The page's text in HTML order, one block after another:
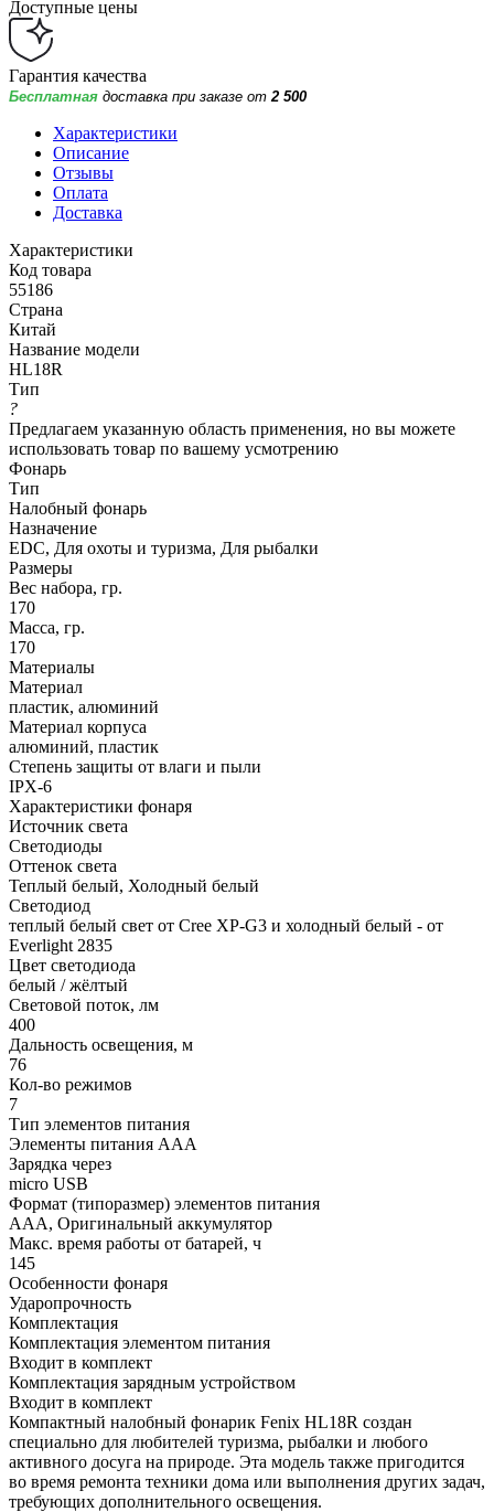
Доступные цены
Гарантия качества
Бесплатная доставка при заказе от 2 500
Характеристики
Описание
Отзывы
Оплата
Доставка
Характеристики
Код товара
55186
Страна
Китай
Название модели
HL18R
Тип
?
Предлагаем указанную область применения, но вы можете
использовать товар по вашему усмотрению
Фонарь
Тип
Налобный фонарь
Назначение
EDC, Для охоты и туризма, Для рыбалки
Размеры
Вес набора, гр.
170
Масса, гр.
170
Материалы
Материал
пластик, алюминий
Материал корпуса
алюминий, пластик
Степень защиты от влаги и пыли
IPX-6
Характеристики фонаря
Источник света
Светодиоды
Оттенок света
Теплый белый, Холодный белый
Светодиод
теплый белый свет от Cree XP-G3 и холодный белый - от
Everlight 2835
Цвет светодиода
белый / жёлтый
Световой поток, лм
400
Дальность освещения, м
76
Кол-во режимов
7
Тип элементов питания
Элементы питания ААА
Зарядка через
micro USB
Формат (типоразмер) элементов питания
AAA, Оригинальный аккумулятор
Макс. время работы от батарей, ч
145
Особенности фонаря
Ударопрочность
Комплектация
Комплектация элементом питания
Входит в комплект
Комплектация зарядным устройством
Входит в комплект
Компактный налобный фонарик Fenix HL18R создан
специально для любителей туризма, рыбалки и любого
активного досуга на природе. Эта модель также пригодится
во время ремонта техники дома или выполнения других задач,
требующих дополнительного освещения.